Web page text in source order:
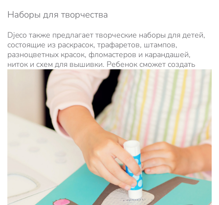
Наборы для творчества
Djeco также предлагает творческие наборы для детей,
состоящие из раскрасок, трафаретов, штампов,
разноцветных красок, фломастеров и карандашей,
ниток и схем для вышивки. Ребенок сможет создать